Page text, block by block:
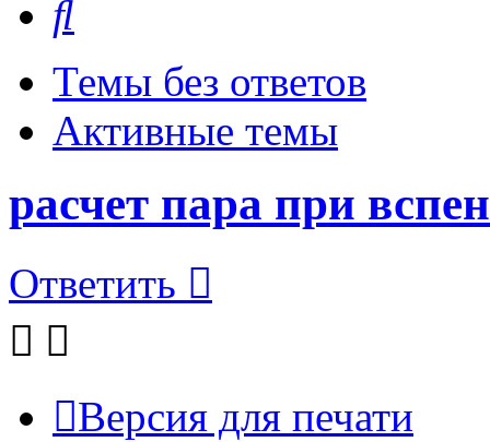
Темы без ответов
Активные темы
расчет пара при
Ответить
Версия для печати